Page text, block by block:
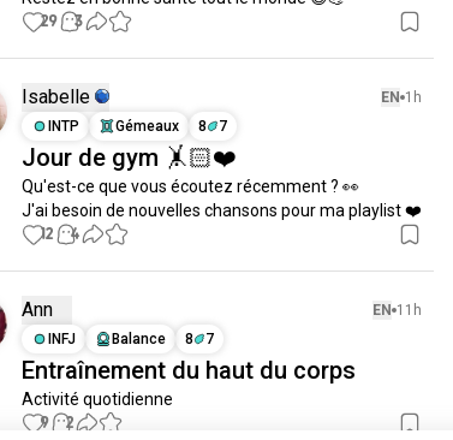
29 3
Isabelle EN 1h
INTP
Gémeaux 8 7
Jour de gym 🤸🏻❤️
Qu'est-ce que vous écoutez récemment ? 👀
J'ai besoin de nouvelles chansons pour ma playlist ❤️
12 4
Ann EN 11h
INFJ
Balance 8 7
Entraînement du haut du corps
Activité quotidienne
9 2